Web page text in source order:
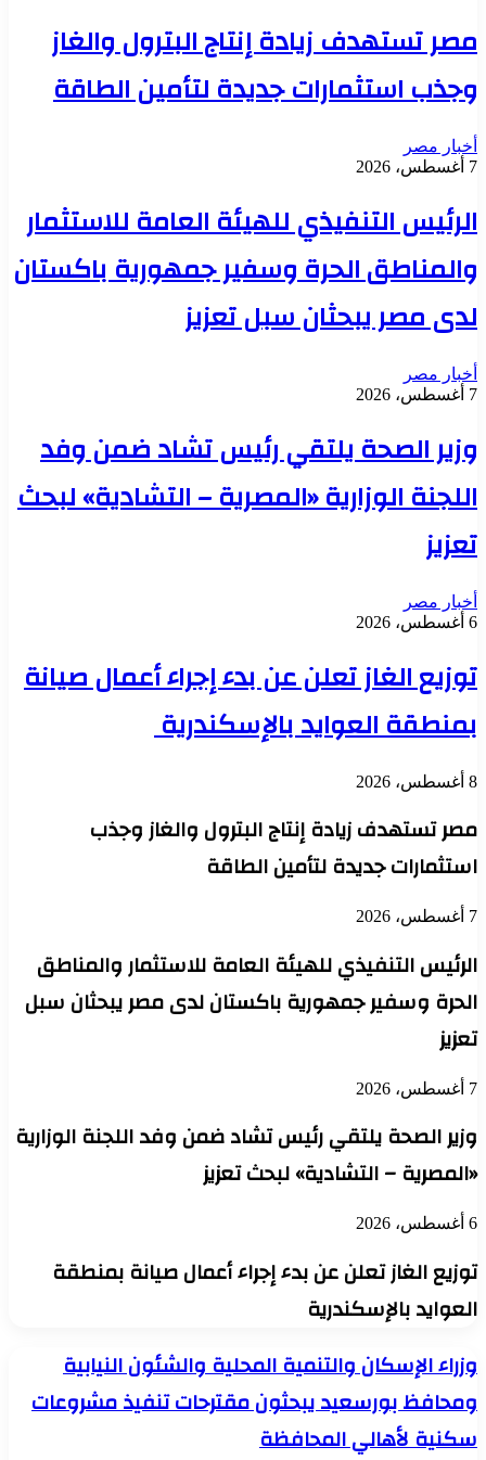
مصر تستهدف زيادة إنتاج البترول والغاز
وجذب استثمارات جديدة لتأمين الطاقة
أخبار مصر
7 أغسطس، 2026
الرئيس التنفيذي للهيئة العامة للاستثمار
والمناطق الحرة وسفير جمهورية باكستان
لدى مصر يبحثان سبل تعزيز
أخبار مصر
7 أغسطس، 2026
وزير الصحة يلتقي رئيس تشاد ضمن وفد
اللجنة الوزارية «المصرية – التشادية» لبحث
تعزيز
أخبار مصر
6 أغسطس، 2026
توزيع الغاز تعلن عن بدء إجراء أعمال صيانة
بمنطقة العوايد بالإسكندرية
8 أغسطس، 2026
مصر تستهدف زيادة إنتاج البترول والغاز وجذب
استثمارات جديدة لتأمين الطاقة
7 أغسطس، 2026
الرئيس التنفيذي للهيئة العامة للاستثمار والمناطق
الحرة وسفير جمهورية باكستان لدى مصر يبحثان سبل
تعزيز
7 أغسطس، 2026
وزير الصحة يلتقي رئيس تشاد ضمن وفد اللجنة الوزارية
«المصرية – التشادية» لبحث تعزيز
6 أغسطس، 2026
توزيع الغاز تعلن عن بدء إجراء أعمال صيانة بمنطقة
العوايد بالإسكندرية
وزراء
الإسكان
والتنمية
المحلية
والشئون
وزراء الإسكان والتنمية المحلية والشئون النيابية
ومحافظ بورسعيد يبحثون مقترحات تنفيذ مشروعات
سكنية لأهالي المحافظة